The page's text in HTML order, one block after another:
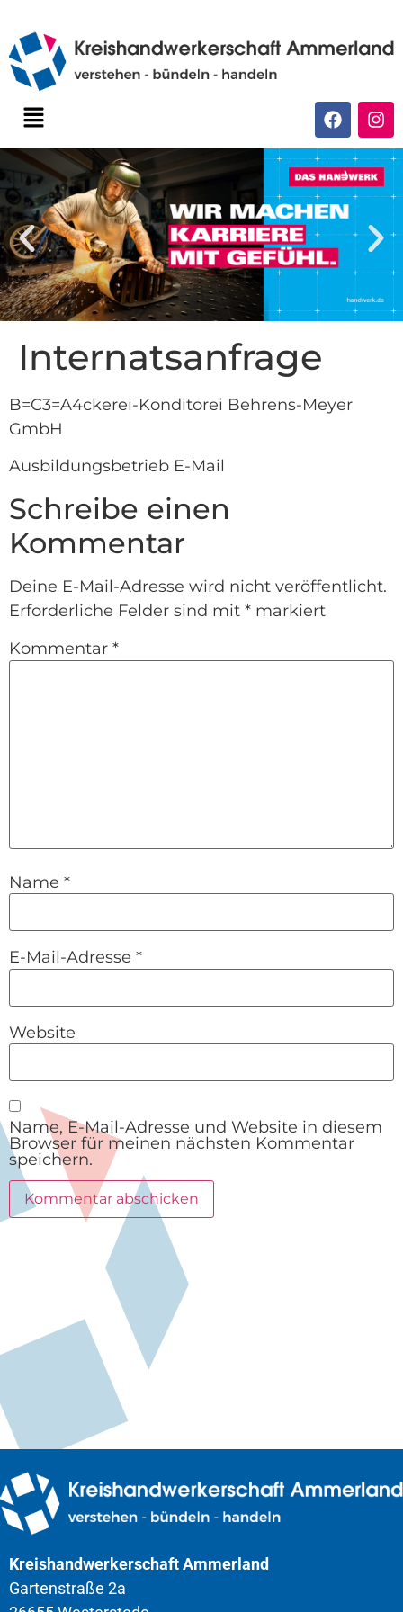
Internatsanfrage
B=C3=A4ckerei-Konditorei Behrens-Meyer
GmbH
Ausbildungsbetrieb E-Mail
Schreibe einen
Kommentar
Deine E-Mail-Adresse wird nicht veröffentlicht.
Erforderliche Felder sind mit * markiert
Kommentar *
Name *
E-Mail-Adresse *
Website
Name, E-Mail-Adresse und Website in diesem
Browser für meinen nächsten Kommentar
speichern.
Kreishandwerkerschaft Ammerland
Gartenstraße 2a